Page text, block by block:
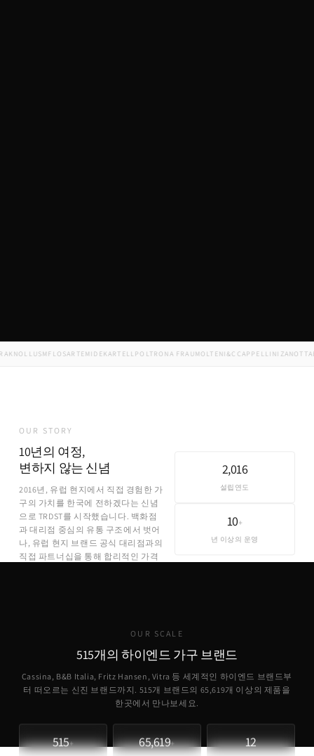
USMFLOSARTEMIDEKARTELLPOLTRONA FRAUMOLTENI&CCAPPELLINIZANOTTA
OUR STORY
10년의 여정,
변하지 않는 신념
2016년, 유럽 현지에서 직접 경험한 가
구의 가치를 한국에 전하겠다는 신념
으로 TRDST를 시작했습니다. 백화점
과 대리점 중심의 유통 구조에서 벗어
나, 유럽 현지 브랜드 공식 대리점과의
직접 파트너십을 통해 합리적인 가격
2,016
설립연도
10+
년 이상의 운영
OUR SCALE
515개의 하이엔드 가구 브랜드
Cassina, B&B Italia, Fritz Hansen, Vitra 등 세계적인 하이엔드 브랜드부
터 떠오르는 신진 브랜드까지. 515개 브랜드의 65,619개 이상의 제품을
한곳에서 만나보세요.
515+ 65,619+ 12